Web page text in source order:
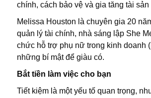
chính, cách bảo vệ và gia tăng tài
Melissa Houston là chuyên gia 20
quản lý tài chính, nhà sáng lập She
chức hỗ trợ phụ nữ trong kinh doanh
những bí mật để giàu có.
Bắt tiền làm việc cho bạn
Tiết kiệm là một yếu tố quan trọng,